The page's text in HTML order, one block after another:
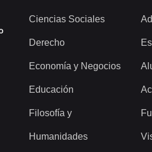
Ciencias Sociales
Derecho
Economía y Negocios
Educación
Filosofía y
Humanidades